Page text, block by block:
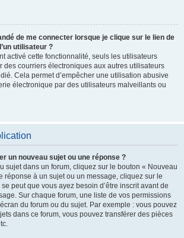
de me connecter lorsque je clique sur le lien de
utilisateur ?
activé cette fonctionnalité, seuls les utilisateurs
des courriers électroniques aux autres utilisateurs
Cela permet d’empêcher une utilisation abusive
électronique par des utilisateurs malveillants ou
un nouveau sujet ou une réponse ?
sujet dans un forum, cliquez sur le bouton « Nouveau
réponse à un sujet ou un message, cliquez sur le
peut que vous ayez besoin d’être inscrit avant de
Sur chaque forum, une liste de vos permissions
du forum ou du sujet. Par exemple : vous pouvez
dans ce forum, vous pouvez transférer des pièces